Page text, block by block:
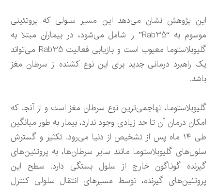
این پژوهش نشان می‌دهد این مسیر سلولی که پروتئینی
موسوم به “Rab35” را شامل می‌شود، در بیماران مبتلا به
گلیوبلاستوما معیوب است و بازیابی فعالیت Rab35 می‌تواند
یک راهبرد درمانی جدید برای این نوع کشنده از سرطان مغز
باشد.
گلیوبلاستوما، تهاجمی‌ترین نوع سرطان مغز است و از آنجا که
امکان درمان آن تا حد زیادی وجود ندارد، بیمار به طور میانگین
طی ۱۴ ماه پس از تشخیص از دنیا می‌رود. تکثیر و گسترش
سلول‌های گلیوبلاستوما مانند سایر سرطان‌ها، به پروتئین‌های
گیرنده گوناگون خارج از سلول بستگی دارد. سطح این
پروتئین‌های گیرنده، توسط مسیرهای انتقال سلولی کنترل